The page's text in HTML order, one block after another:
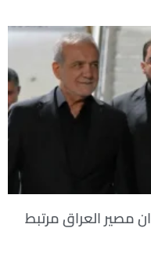
مصير العراق مرتبط